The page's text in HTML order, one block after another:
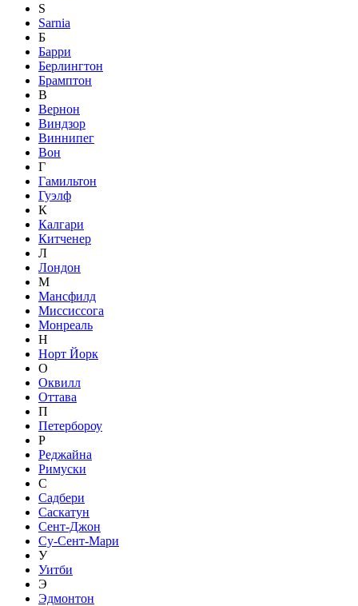
S
Sarnia
Б
Барри
Берлингтон
Брамптон
В
Вернон
Виндзор
Виннипег
Вон
Г
Гамильтон
Гуэлф
К
Калгари
Китченер
Л
Лондон
М
Мансфилд
Миссиссога
Монреаль
Н
Норт Йорк
О
Оквилл
Оттава
П
Петербороу
Р
Реджайна
Римуски
С
Садбери
Саскатун
Сент-Джон
Су-Сент-Мари
У
Уитби
Э
Эдмонтон